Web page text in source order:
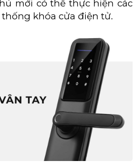
mới có thể thực hiện các
khóa cửa điện tử.